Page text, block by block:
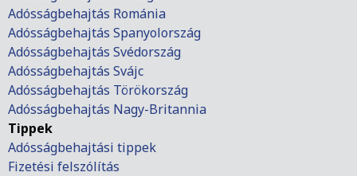
Adósságbehajtás Románia
Adósságbehajtás Spanyolország
Adósságbehajtás Svédország
Adósságbehajtás Svájc
Adósságbehajtás Törökország
Adósságbehajtás Nagy-Britannia
Tippek
Adósságbehajtási tippek
Fizetési felszólítás